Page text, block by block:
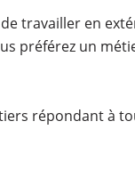
travailler en
préférez un
répondant à